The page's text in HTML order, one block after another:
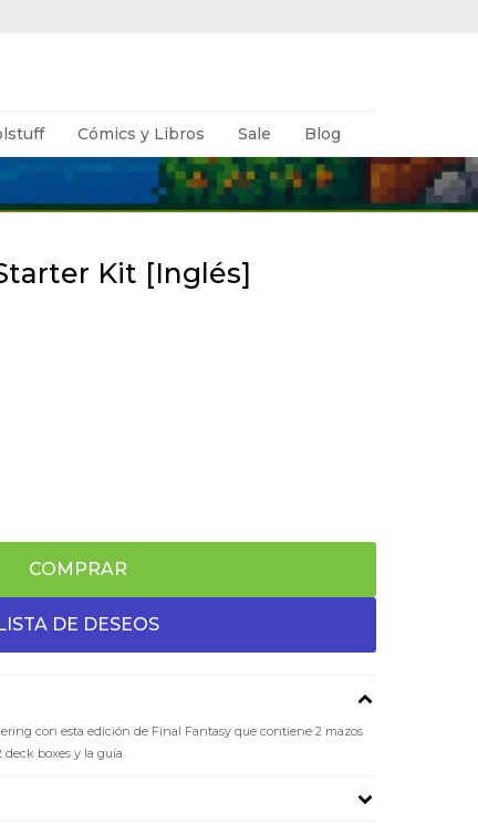
Cómics y Libros Sale Blog
Kit [Inglés]
COMPRAR
con esta edición de Final Fantasy que contiene 2 mazos
boxes y la guía.